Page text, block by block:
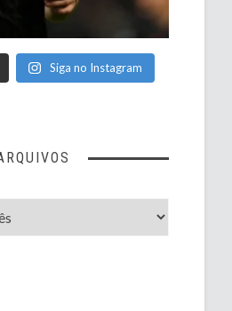
Siga no Instagram